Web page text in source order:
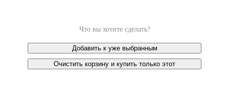
Что вы хотите сделать?
Добавить к уже выбранным
Очистить корзину и купить только этот